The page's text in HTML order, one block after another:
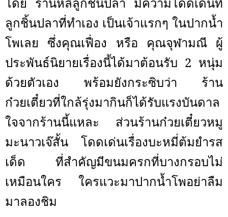
ลูกชิ้นปลาที่ทำเอง เป็นเจ้าแรกๆ ในปากน้ำ
โพเลย ซึ่งคุณเฟื่อง หรือ คุณจุฬามณี ผู้
ประพันธ์นิยายเรื่องนี้ได้มาต้อนรับ 2 หนุ่ม
ด้วยตัวเอง พร้อมยังกระซิบว่า ร้าน
ก๋วยเตี๋ยวที่ใกล้รุ่งมากินก็ได้รับแรงบันดาล
ใจจากร้านนี้แหละ ส่วนร้านก๋วยเตี๋ยวหมู
มะนาวเจ๊สั้น โดดเด่นเรื่องบะหมี่ต้มยำรส
เด็ด ที่สำคัญมีขนมครกที่บางกรอบไม่
เหมือนใคร ใครแวะมาปากน้ำโพอย่าลืม
มาลองชิม